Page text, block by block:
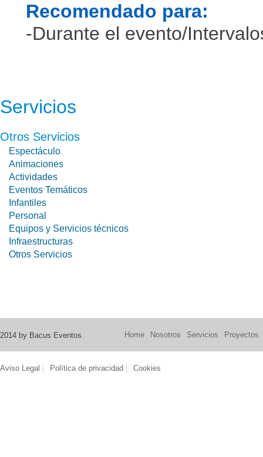
Recomendado para:
-Durante el evento/
Servicios
Otros Servicios
Espectáculo
Animaciones
Actividades
Eventos Temáticos
Infantiles
Personal
Equipos y Servicios técnicos
Infraestructuras
Otros Servicios
2014 by Bacus Eventos. Home Nosotros Servicios Proyectos
Aviso Legal Política de privacidad Cookies